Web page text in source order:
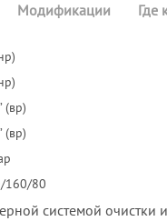
Модификации Где
(вр)
(вр)
160/80
системой